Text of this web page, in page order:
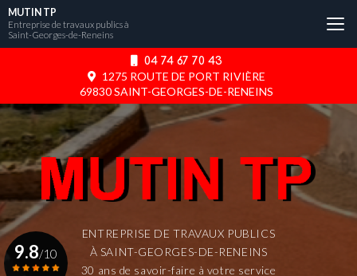
Aller
au
contenu
04 74 67 70 43
1275 ROUTE DE PORT RIVIÈRE
69830 SAINT-GEORGES-DE-RENEINS
MUTIN TP
Entreprise de travaux publics à
Saint-Georges-de-Reneins
ENTREPRISE DE TRAVAUX PUBLICS
À SAINT-GEORGES-DE-RENEINS
30 ans de savoir-faire à votre service
9.8/10